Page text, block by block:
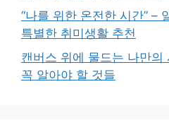
“나를 위한 온전한 시간” –
특별한 취미생활 추천
캔버스 위에 물드는 나만의
꼭 알아야 할 것들